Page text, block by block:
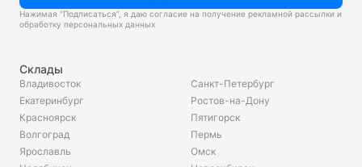
Нажимая “Подписаться”, я даю согласие на получение рекламной рассылки и
обработку персональных данных
Склады
Владивосток
Екатеринбург
Красноярск
Волгоград
Ярославль
Санкт-Петербург
Ростов-на-Дону
Пятигорск
Пермь
Омск